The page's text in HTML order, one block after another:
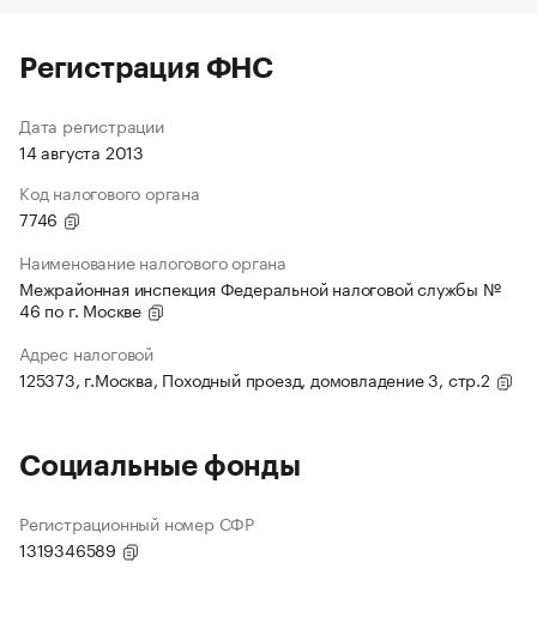
Регистрация ФНС
Дата регистрации
14 августа 2013
Код налогового органа
7746
Наименование налогового органа
Межрайонная инспекция Федеральной налоговой службы №
46 по г. Москве
Адрес налоговой
125373, г.Москва, Походный проезд, домовладение 3, стр.2
Социальные фонды
Регистрационный номер СФР
1319346589